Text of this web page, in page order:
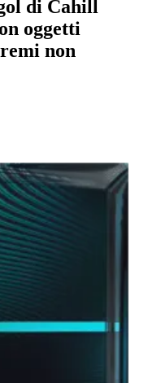
di Cahill
oggetti
non